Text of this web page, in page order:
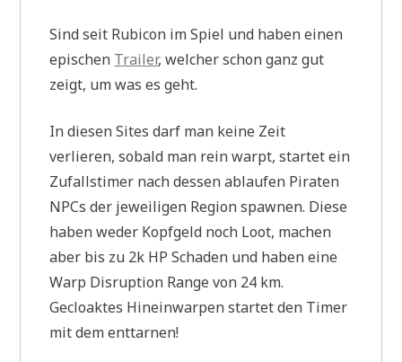
Sind seit Rubicon im Spiel und haben einen
epischen Trailer, welcher schon ganz gut
zeigt, um was es geht.
In diesen Sites darf man keine Zeit
verlieren, sobald man rein warpt, startet ein
Zufallstimer nach dessen ablaufen Piraten
NPCs der jeweiligen Region spawnen. Diese
haben weder Kopfgeld noch Loot, machen
aber bis zu 2k HP Schaden und haben eine
Warp Disruption Range von 24 km.
Gecloaktes Hineinwarpen startet den Timer
mit dem enttarnen!